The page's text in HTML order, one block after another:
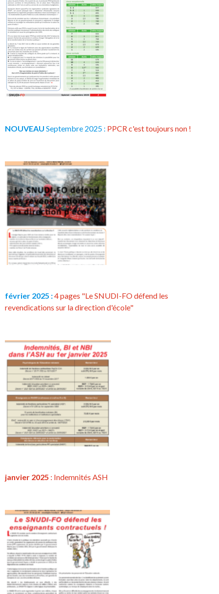
NOUVEAU Septembre 2025 : PPCR c'est toujours non !
février 2025 :4 pages "Le SNUDI-FO défend les
revendications sur la direction d'école"
janvier 2025 : Indemnités ASH